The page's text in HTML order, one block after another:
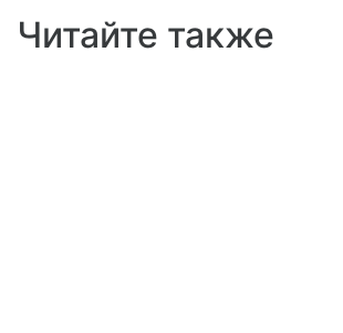
Читайте также